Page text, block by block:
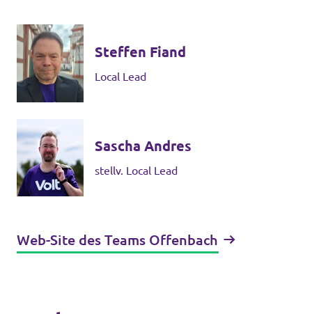
Steffen Fiand
Local Lead
Sascha Andres
stellv. Local Lead
Web-Site des Teams Offenbach